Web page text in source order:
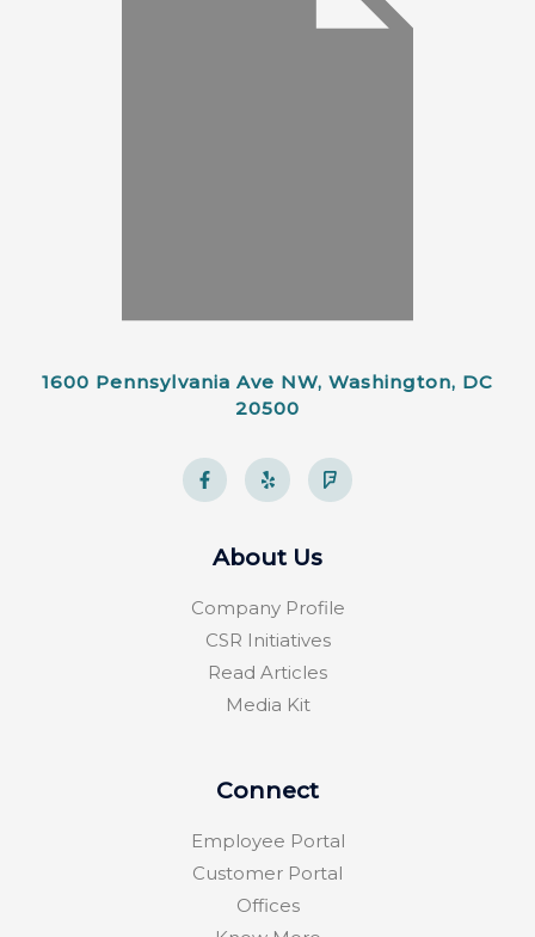
1600 Pennsylvania Ave NW, Washington, DC
20500
F
A
C
E
O
F
Y
E
L
P
F
O
U
R
R
E
About Us
Company Profile
CSR Initiatives
Read Articles
Media Kit
Connect
Employee Portal
Customer Portal
Offices